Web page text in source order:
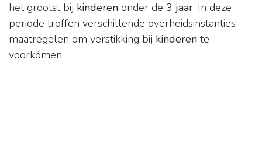
het grootst bij kinderen onder de 3 jaar. In deze
periode troffen verschillende overheidsinstanties
maatregelen om verstikking bij kinderen te
voorkómen.